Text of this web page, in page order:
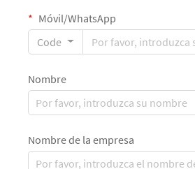
Móvil/WhatsApp
Code
Nombre
Nombre de la empresa